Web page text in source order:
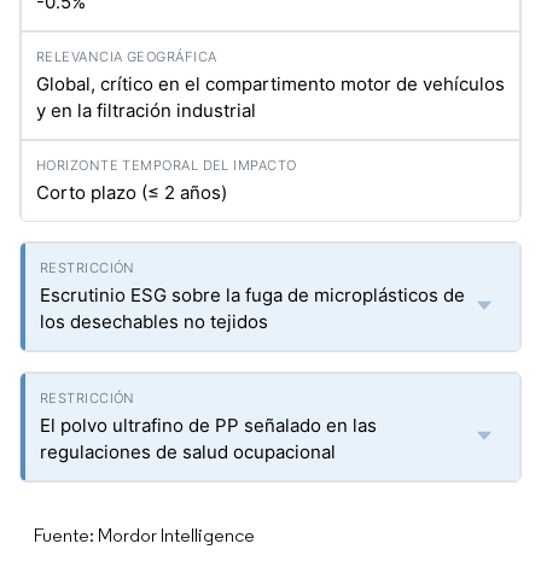
Global, crítico en el compartimento motor de vehículos
y en la filtración industrial
Corto plazo (≤ 2 años)
Escrutinio ESG sobre la fuga de microplásticos de
los desechables no tejidos
El polvo ultrafino de PP señalado en las
regulaciones de salud ocupacional
Fuente: Mordor Intelligence